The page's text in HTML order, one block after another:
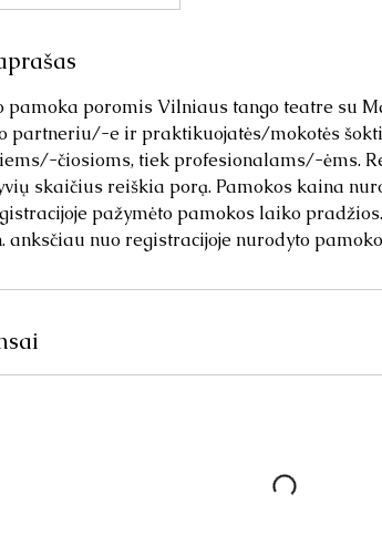
pamoka poromis Vilniaus tango teatre su
partneriu/-e ir praktikuojatės/mokotės
čiosioms, tiek profesionalams/-ėms.
skaičius reiškia porą. Pamokos kaina
pažymėto pamokos laiko
anksčiau nuo registracijoje nurodyto